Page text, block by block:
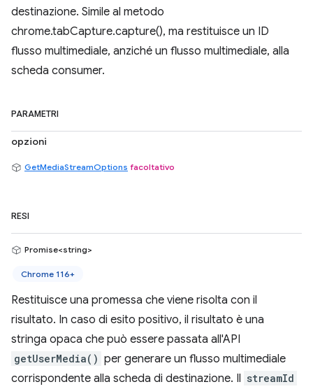
destinazione. Simile al metodo
chrome.tabCapture.capture(), ma restituisce un ID
flusso multimediale, anziché un flusso multimediale, alla
scheda consumer.
PARAMETRI
opzioni
GetMediaStreamOptions facoltativo
RESI
Promise<string>
Chrome 116+
Restituisce una promessa che viene risolta con il
risultato. In caso di esito positivo, il risultato è una
stringa opaca che può essere passata all'API
getUserMedia() per generare un flusso multimediale
corrispondente alla scheda di destinazione. Il streamId